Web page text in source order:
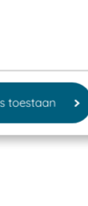
toestaan